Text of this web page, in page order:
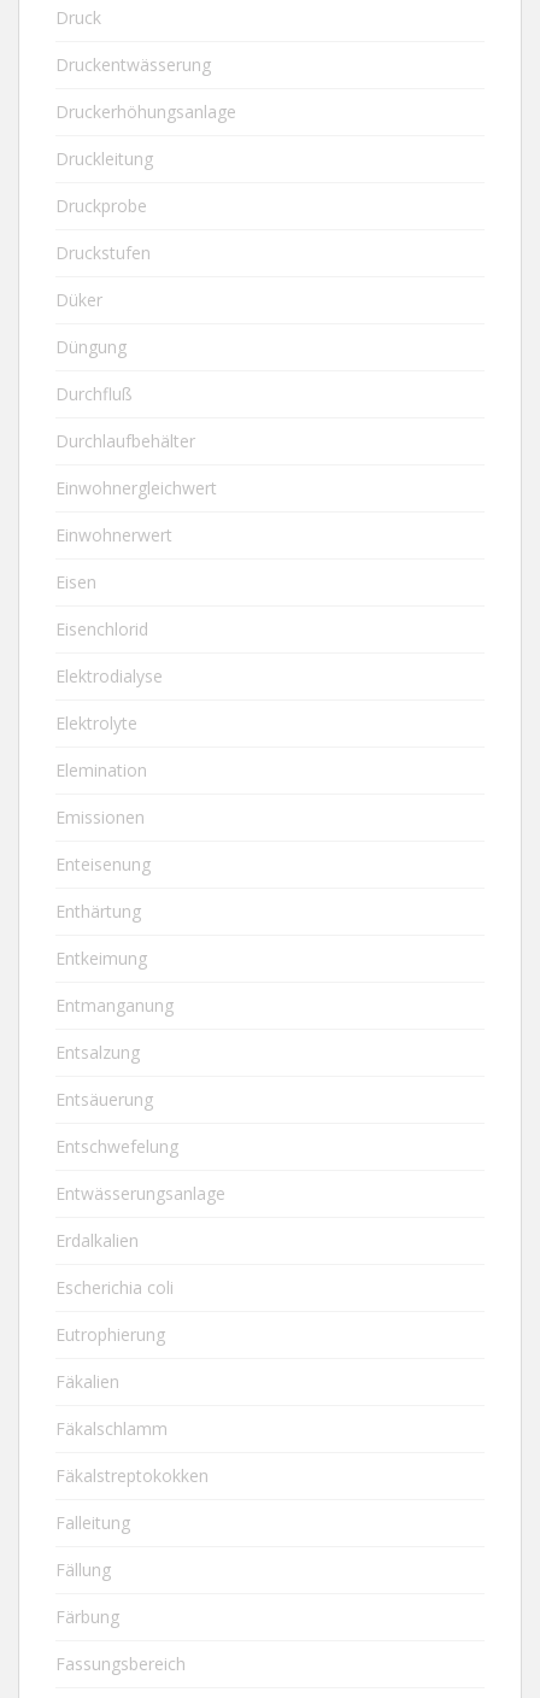
Druck
Druckentwässerung
Druckerhöhungsanlage
Druckleitung
Druckprobe
Druckstufen
Düker
Düngung
Durchfluß
Durchlaufbehälter
Einwohnergleichwert
Einwohnerwert
Eisen
Eisenchlorid
Elektrodialyse
Elektrolyte
Elemination
Emissionen
Enteisenung
Enthärtung
Entkeimung
Entmanganung
Entsalzung
Entsäuerung
Entschwefelung
Entwässerungsanlage
Erdalkalien
Escherichia coli
Eutrophierung
Fäkalien
Fäkalschlamm
Fäkalstreptokokken
Falleitung
Fällung
Färbung
Fassungsbereich